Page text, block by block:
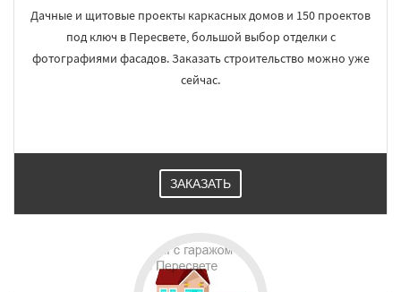
Дачные и щитовые проекты каркасных домов и 150 проектов
под ключ в Пересвете, большой выбор отделки с
фотографиями фасадов. Заказать строительство можно уже
сейчас.
ЗАКАЗАТЬ